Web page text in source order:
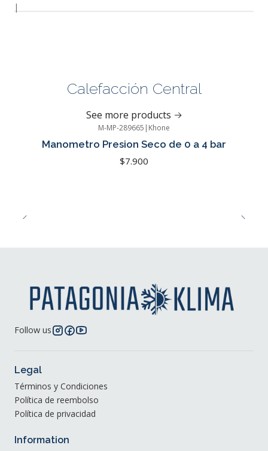
|
Calefacción Central
See more products
M-MP-289665 | Khone
Manometro Presion Seco de 0 a 4 bar
$7.900
Follow us
Legal
Términos y Condiciones
Política de reembolso
Política de privacidad
Information